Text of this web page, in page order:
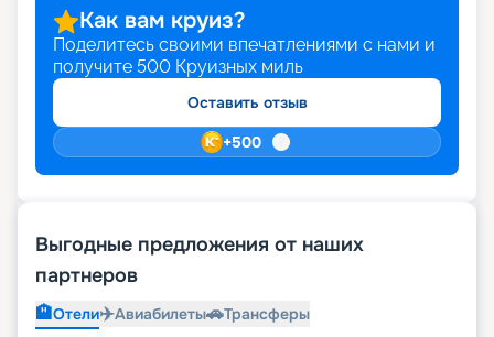
Как вам круиз?
Поделитесь своими впечатлениями с нами и
получите 500 Круизных миль
Оставить отзыв
+500
Выгодные предложения от наших
партнеров
🏨Отели✈️Авиабилеты🚗Трансферы